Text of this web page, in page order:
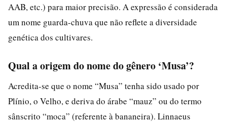
AAB, etc.) para maior precisão. A expressão é considerada
um nome guarda-chuva que não reflete a diversidade
genética dos cultivares.
Qual a origem do nome do gênero ‘Musa’?
Acredita-se que o nome “Musa” tenha sido usado por
Plínio, o Velho, e deriva do árabe “mauz” ou do termo
sânscrito “moca” (referente à bananeira). Linnaeus